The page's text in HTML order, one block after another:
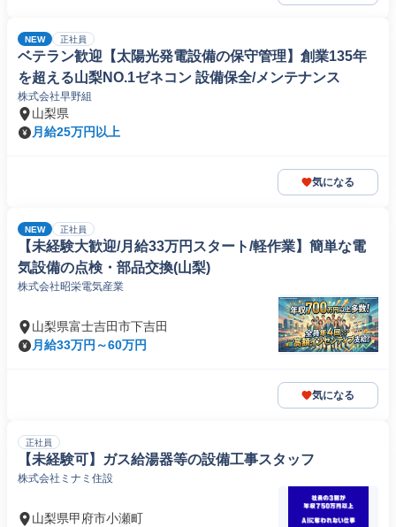
NEW 正社員
ベテラン歓迎【太陽光発電設備の保守管理】創業135年
を超える山梨NO.1ゼネコン 設備保全/メンテナンス
株式会社早野組
山梨県
月給25万円以上
気になる
NEW 正社員
【未経験大歓迎/月給33万円スタート/軽作業】簡単な電
気設備の点検・部品交換(山梨)
株式会社昭栄電気産業
山梨県富士吉田市下吉田
月給33万円～60万円
気になる
正社員
【未経験可】ガス給湯器等の設備工事スタッフ
株式会社ミナミ住設
山梨県甲府市小瀬町